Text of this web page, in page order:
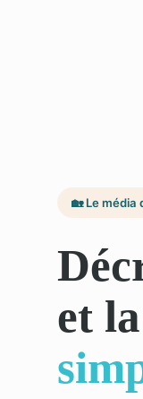
🏡 Le média
et